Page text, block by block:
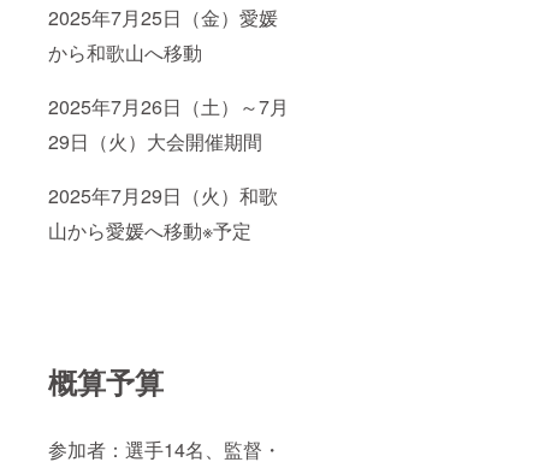
2025年7月25日（金）愛媛
から和歌山へ移動
2025年7月26日（土）～7月
29日（火）大会開催期間
2025年7月29日（火）和歌
山から愛媛へ移動※予定
概算予算
参加者：選手14名、監督・